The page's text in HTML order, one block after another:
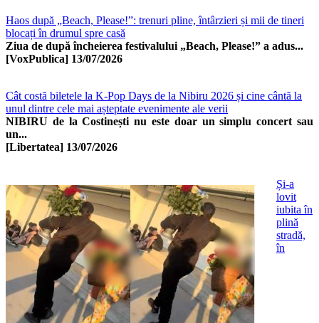
Haos după „Beach, Please!”: trenuri pline, întârzieri și mii de tineri
blocați în drumul spre casă
Ziua de după încheierea festivalului „Beach, Please!” a adus...
[VoxPublica] 13/07/2026
Cât costă biletele la K-Pop Days de la Nibiru 2026 și cine cântă la
unul dintre cele mai așteptate evenimente ale verii
NIBIRU de la Costinești nu este doar un simplu concert sau
un...
[Libertatea] 13/07/2026
Și-a
lovit
iubita în
plină
stradă,
în